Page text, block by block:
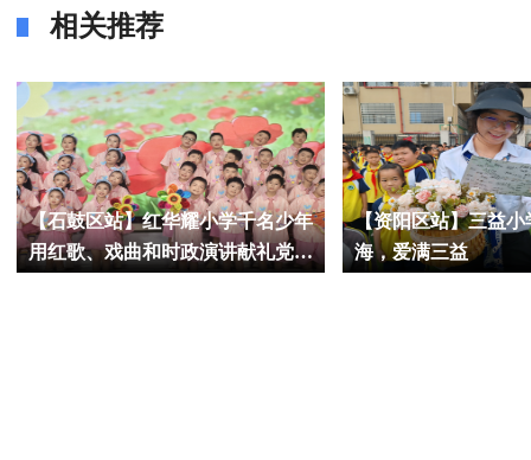
相关推荐
【石鼓区站】红华耀小学千名少年
用红歌、戏曲和时政演讲献礼党的
【资阳区站】三益小
海，爱满三益